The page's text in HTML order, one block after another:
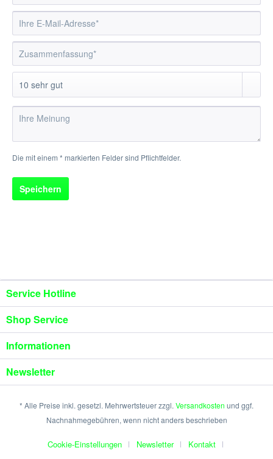
Die mit einem * markierten Felder sind Pflichtfelder.
Speichern
Service Hotline
Shop Service
Informationen
Newsletter
* Alle Preise inkl. gesetzl. Mehrwertsteuer zzgl. Versandkosten und ggf.
Nachnahmegebühren, wenn nicht anders beschrieben
Cookie-Einstellungen Newsletter
Kontakt